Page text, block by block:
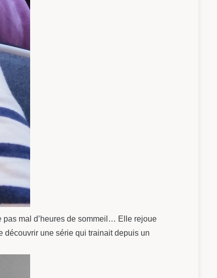
pas mal d’heures de sommeil… Elle rejoue
découvrir une série qui trainait depuis un